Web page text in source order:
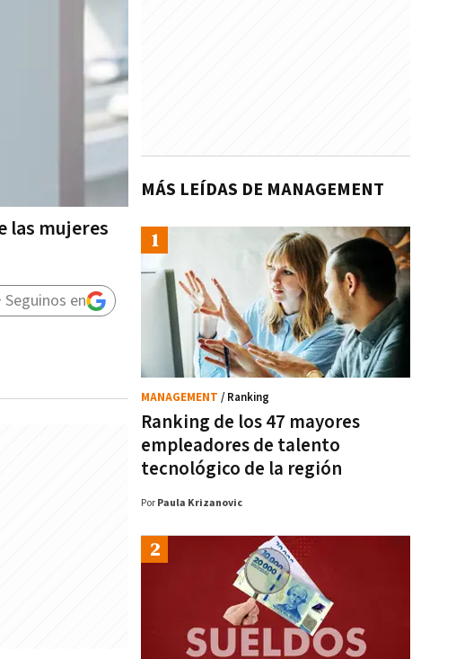
las mujeres
Seguinos en
MÁS LEÍDAS DE MANAGEMENT
Ranking de los 47 mayores
empleadores de talento
tecnológico de la región
MANAGEMENT / Ranking
Por Paula Krizanovic